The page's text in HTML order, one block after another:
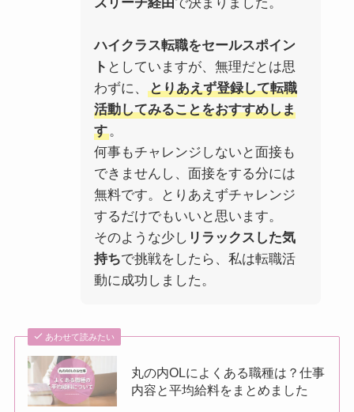
ズリーチ経由 で決まりました。
ハイクラス転職をセールスポイン
ト としていますが、無理だとは思
わずに、
とりあえず登録して転職
活動してみることをおすすめしま
す。
何事もチャレンジしないと面接も
できませんし、面接をする分には
無料です。とりあえずチャレンジ
するだけでもいいと思います。
そのような少し リラックスした気
持ちで挑戦をしたら、私は転職活
動に成功しました。
あわせて読みたい
丸の内OLによくある職種は？仕事
内容と平均給料をまとめました